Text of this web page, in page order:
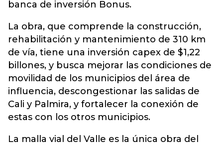
banca de inversión Bonus.
La obra, que comprende la construcción,
rehabilitación y mantenimiento de 310 km
de vía, tiene una inversión capex de $1,22
billones, y busca mejorar las condiciones de
movilidad de los municipios del área de
influencia, descongestionar las salidas de
Cali y Palmira, y fortalecer la conexión de
estas con los otros municipios.
La malla vial del Valle es la única obra del